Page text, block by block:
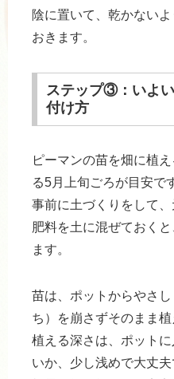
陰に置いて、乾かない
おきます。
ステップ③：いよ
付け方
ピーマンの苗を畑に植
る5月上旬ごろが目安で
事前に土づくりをして
肥料を土に混ぜておく
ます。
苗は、ポットからやさ
ち）を崩さずそのまま植
植える深さは、ポット
いか、少し浅めで大丈夫